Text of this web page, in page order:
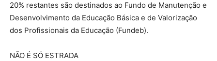
20% restantes são destinados ao Fundo de Manutenção e
Desenvolvimento da Educação Básica e de Valorização
dos Profissionais da Educação (Fundeb).
NÃO É SÓ ESTRADA